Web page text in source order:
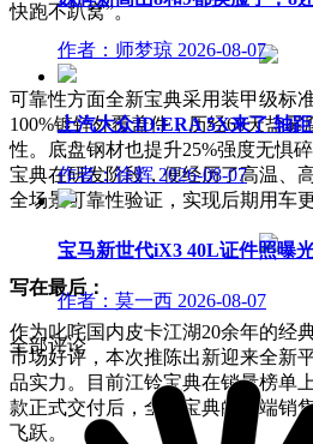
快跑不趴窝”。
可靠性方面全新宝典采用装甲级标
100%镀锌外覆盖件，历经60天盐
性。底盘钢材也提升25%强度无惧
宝典在研发阶段，便经历了高温、
全场景可靠性验证，实现后期用车更
写在最后：
作为叱咤国内皮卡江湖20余年的经
市场好评，本次推陈出新迎来全新
品实力。目前江铃宝典在销量榜单
款正式交付后，全新宝典的终端销
飞跃。
作者：师梦琼 2026-08-07
上汽大众ID.ERA 5X来了 轴
作者：徐辉 2026-08-07
宝马新世代iX3 40L证件照曝
作者：莫一西 2026-08-07
全部评论